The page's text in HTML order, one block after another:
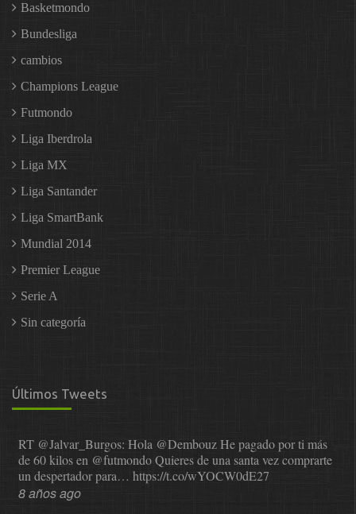
Basketmondo
Bundesliga
cambios
Champions League
Futmondo
Liga Iberdrola
Liga MX
Liga Santander
Liga SmartBank
Mundial 2014
Premier League
Serie A
Sin categoría
Últimos Tweets
RT @Jalvar_Burgos: Hola @DembouzHe pagado por ti más
de 60 kilos en @futmondoQuieres de una santa vez comprarte
un despertador para… https://t.co/wYOCW0dE27
8 años ago